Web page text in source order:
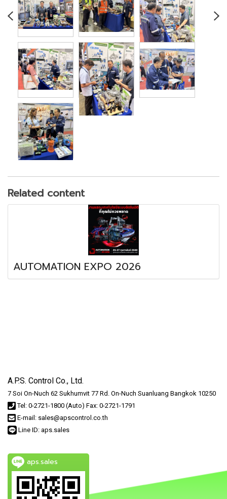
Related content
AUTOMATION EXPO 2026
A.P.S. Control Co., Ltd.
7 Soi On-Nuch 62 Sukhumvit 77 Rd. On-Nuch Suanluang Bangkok 10250
Tel: 0-2721-1800 (Auto) Fax: 0-2721-1791
E-mail: sales@apscontrol.co.th
Line ID: aps.sales
aps.sales